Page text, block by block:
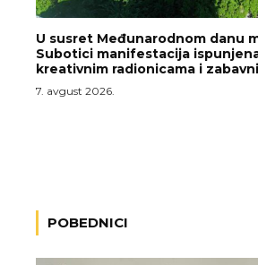
U susret Međunarodnom danu
Subotici manifestacija
kreativnim radionicama i
7. avgust 2026.
POBEDNICI